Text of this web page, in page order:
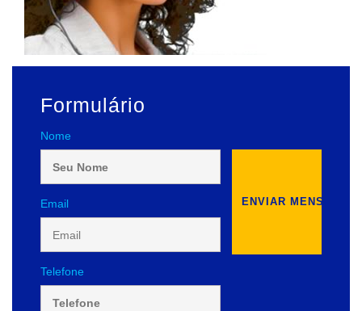
Formulário
Nome
Email
Telefone